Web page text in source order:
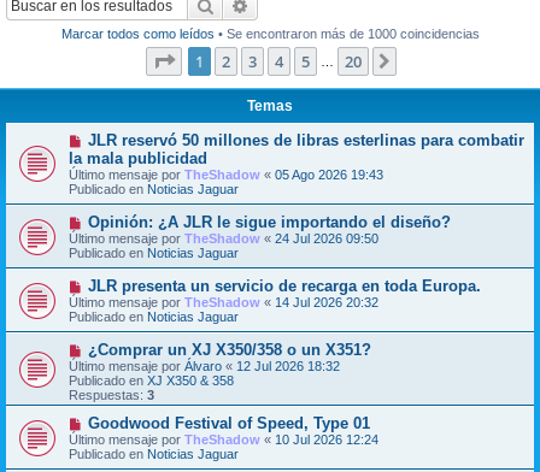
Marcar todos como leídos • Se encontraron más de 1000 coincidencias
Página de 20
1 2 3 4 5 20
Temas
N
e
v
o
m
e
n
s
a
e
JLR reservó 50 millones de libras esterlinas para combatir
la mala publicidad
Último mensaje por TheShadow « 05 Ago 2026 19:43
Publicado en Noticias Jaguar
N
u
e
v
m
e
n
s
j
e
Opinión: ¿A JLR le sigue importando el diseño?
Último mensaje por TheShadow « 24 Jul 2026 09:50
Publicado en Noticias Jaguar
N
u
e
v
m
e
n
s
e
JLR presenta un servicio de recarga en toda Europa.
Último mensaje por TheShadow « 14 Jul 2026 20:32
Publicado en Noticias Jaguar
N
u
e
v
o
m
e
n
s
¿Comprar un XJ X350/358 o un X351?
Último mensaje por Álvaro « 12 Jul 2026 18:32
Publicado en XJ X350 & 358
Respuestas: 3
N
u
e
v
Goodwood Festival of Speed, Type 01
Último mensaje por TheShadow « 10 Jul 2026 12:24
Publicado en Noticias Jaguar